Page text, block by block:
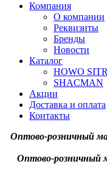
Компания
О компании
Реквизиты
Бренды
Новости
Каталог
HOWO
SHACMAN
Акции
Доставка и оплата
Контакты
Оптово-розничный
Оптово-розничный